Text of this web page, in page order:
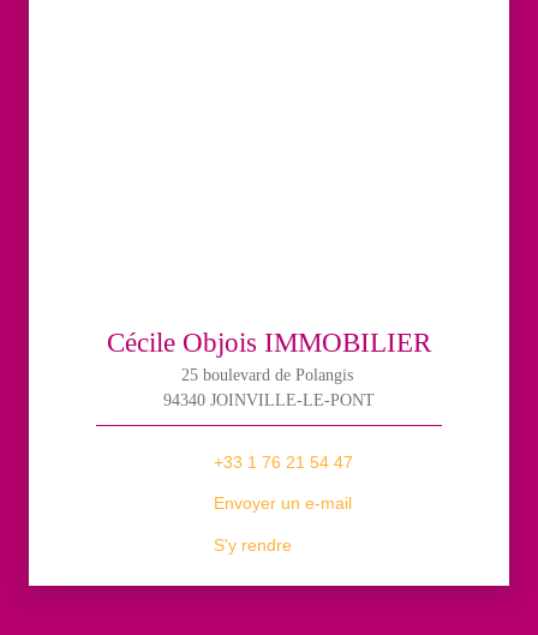
Cécile Objois IMMOBILIER
25 boulevard de Polangis
94340 JOINVILLE-LE-PONT
+33 1 76 21 54 47
Envoyer un e-mail
S'y rendre